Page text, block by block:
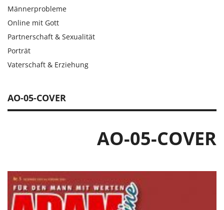
AO-05-COVER
AO-05-COVER
Männerprobleme
Online mit Gott
Partnerschaft & Sexualität
Porträt
Vaterschaft & Erziehung